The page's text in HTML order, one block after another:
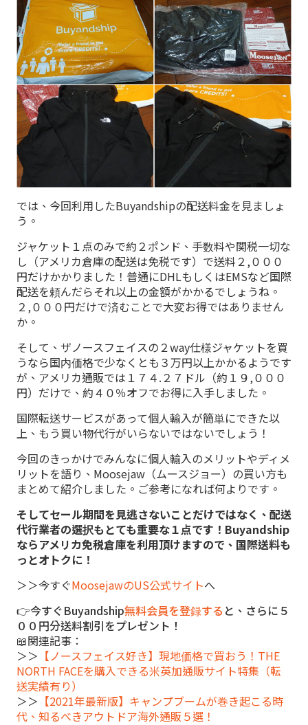
では、今回利用したBuyandshipの配送料金を見ましょ
う。
ジャケット１点のみで約２ポンド、手数料や関税一切な
し（アメリカ倉庫の配送は免税です）で送料２,０００
円だけかかりました！普通にDHLもしくはEMSなど国際
配送を頼んだらそれ以上の金額がかかるでしょうね。
２,０００円だけで済むことで大変お得ではありません
か。
そして、ザノースフェイスの２way仕様ジャケットを買
うなら国内価格で少なくとも３万円以上かかるようです
が、アメリカ通販では１７４.２７ドル（約１９,０００
円）だけで、約４０％オフでお得に入手しました。
国際転送サービスがあって個人輸入が簡単にできた以
上、もう買い物代行がいらないではないでしょう！
今回のきっかけでみんなに個人輸入のメリットやディメ
リットを語り、Moosejaw（ムースジョー）の買い方も
まとめて紹介しました。ご参考になれば何よりです。
そしてセール期間を見逃さないことだけではなく、配送
代行業者の選択もとても重要な１点です！Buyandship
ならアメリカ免税倉庫を利用頂けますので、国際送料も
っとオトクに！
＞＞今すぐMoosejawのUS公式サイトへ
👉今すぐBuyandship無料会員を登録する と、さらに５
００円分送料割引をプレゼント！
📖関連記事：
＞＞ 【ノースフェイス好き】現地価格で買おう！THE
NORTH FACEを購入できる米英加通販サイト特集（転
送実績有り）
＞＞ 【2021年最新版】キャンプブームが巻き起こる時
代、知るべきアウトドア海外通販５選！